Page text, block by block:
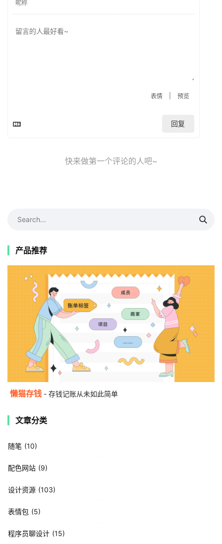
表情 预览
回复
快来做第一个评论的人吧~
产品推荐
懒猫存钱 - 存钱记账从未如此简单
文章分类
随笔 10
配色网站 9
设计资源 103
表情包 5
程序员聊设计 15